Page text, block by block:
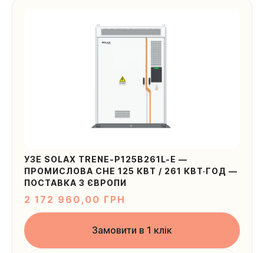
УЗЕ SOLAX TRENE-P125B261L-E —
ПРОМИСЛОВА СНЕ 125 КВТ / 261 КВТ·ГОД —
ПОСТАВКА З ЄВРОПИ
2 172 960,00 ГРН
Замовити в 1 клік